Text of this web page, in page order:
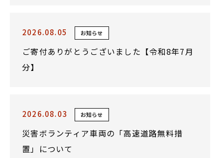
2026.08.05 お知らせ
ご寄付ありがとうございました【令和8年7月
分】
2026.08.03 お知らせ
災害ボランティア車両の「高速道路無料措
置」について